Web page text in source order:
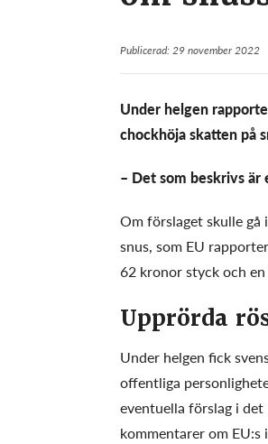
Publicerad: 29 november 2022
Under helgen
chockhöja skatten på
– Det som beskrivs
Om förslaget skulle gå
snus, som EU
62 kronor styck och
Upprörda
Under helgen fick
offentliga
eventuella förslag i
kommentarer om EU:s